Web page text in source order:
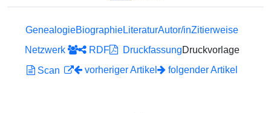
GenealogieBiographieLiteraturAutor/inZitierweise
Netzwerk
RDF DruckfassungDruckvorlage
Scan
vorheriger Artikel folgender Artikel